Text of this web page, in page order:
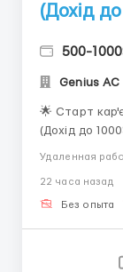
(Дохід
500-
Genius AС
🌟 Старт
(Дохід до 1000$) Немає досвіду? Це не
Багато
підтримці
Удаленная
22 часа назад
Без опыта